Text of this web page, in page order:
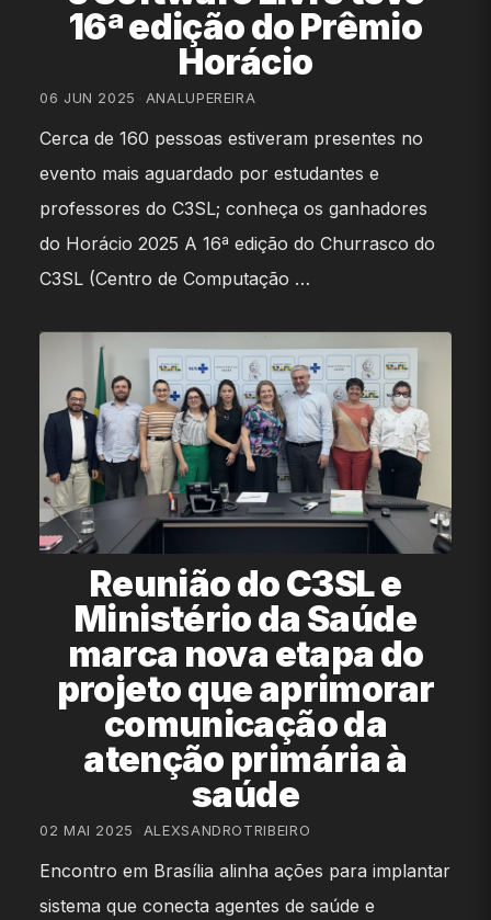
16ª edição do Prêmio
Horácio
06 JUN 2025 ANALUPEREIRA
Cerca de 160 pessoas estiveram presentes no
evento mais aguardado por estudantes e
professores do C3SL; conheça os ganhadores
do Horácio 2025 A 16ª edição do Churrasco do
C3SL (Centro de Computação …
Reunião do C3SL e
Ministério da Saúde
marca nova etapa do
projeto que aprimorar
comunicação da
atenção primária à
saúde
02 MAI 2025 ALEXSANDROTRIBEIRO
Encontro em Brasília alinha ações para implantar
sistema que conecta agentes de saúde e